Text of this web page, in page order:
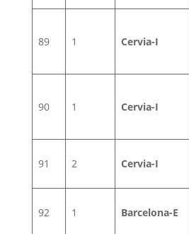
89 1 Cervia-I
90 1 Cervia-I
91 2 Cervia-I
92 1 Barcelona-E